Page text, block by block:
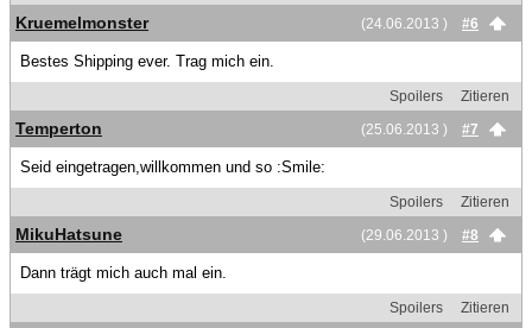
(24.06.2013 )
#6
Kruemelmonster
Bestes Shipping ever. Trag mich ein.
Spoilers
Zitieren
(25.06.2013 )
#7
Temperton
Seid eingetragen,willkommen und so :Smile:
Spoilers
Zitieren
(29.06.2013 )
#8
MikuHatsune
Dann trägt mich auch mal ein.
Spoilers
Zitieren